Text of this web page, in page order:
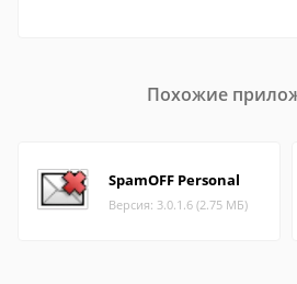
Похожие
SpamOFF Personal
Версия: 3.0.1.6 (2.75 МБ)